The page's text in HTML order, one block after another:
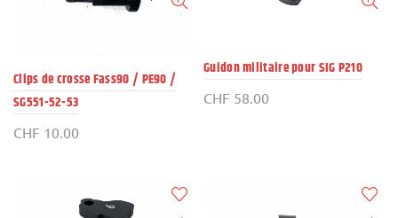
Clips de crosse Fass90 / PE90 /
SG551-52-53
CHF 10.00
Guidon militaire pour SIG P210
CHF 58.00